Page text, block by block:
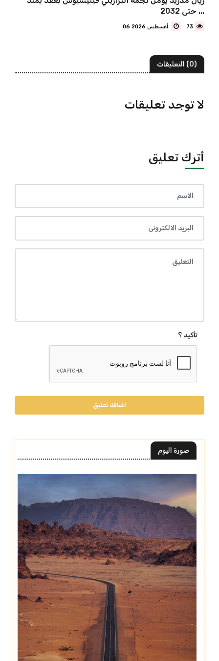
حتى 2032 ...
73
(0) التعليقات
لا توجد تعليقات
أترك تعليق
تأكيد ؟
أضافة تعليق
صورة اليوم